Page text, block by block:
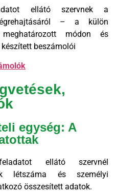
ellátó szervnek a
– a külön
meghatározott módon és
beszámolói
egység: A
ellátó szervnél
létszáma és személyi
összesített adatok.